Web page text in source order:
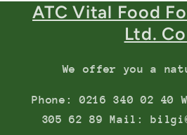
ATC Vital Food
Ltd.
We offer you a
Phone: 0216 340 02 40
305 62 89 Mail: